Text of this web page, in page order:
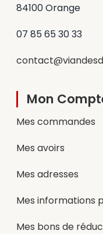
84100 Orange
07 85 65 30 33
Mon
Mes commandes
Mes avoirs
Mes adresses
Mes informations
Mes bons de